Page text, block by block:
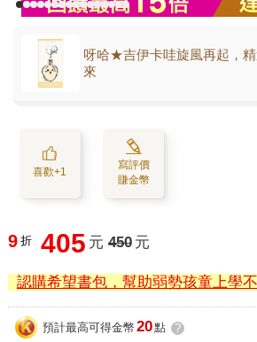
呀哈★吉伊卡哇旋風再起，
來
喜歡+1
寫評價
賺金幣
9 折 405 元 450 元
認購希望書包，幫助弱勢孩童上學不
預計最高可得金幣 20點 ?